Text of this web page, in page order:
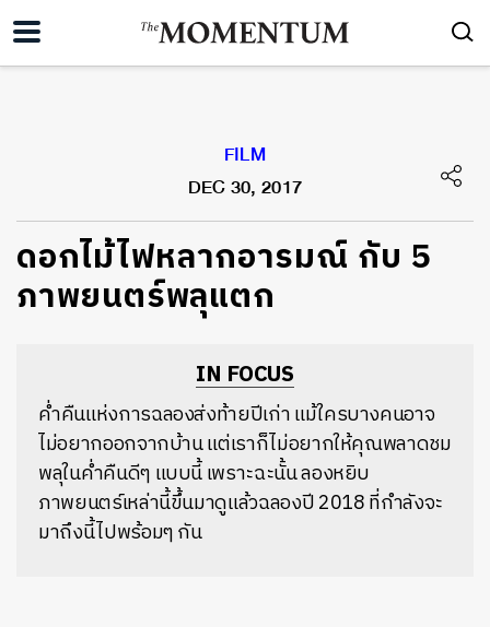
FILM
DEC 30, 2017
​ดอกไม้ไฟหลากอารมณ์ กับ 5
ภาพยนตร์พลุแตก
IN FOCUS
ค่ำคืนแห่งการฉลองส่งท้ายปีเก่า แม้ใครบางคนอาจ
ไม่อยากออกจากบ้าน แต่เราก็ไม่อยากให้คุณพลาดชม
พลุในค่ำคืนดีๆ แบบนี้ เพราะฉะนั้น ลองหยิบ
ภาพยนตร์เหล่านี้ขึ้นมาดูแล้วฉลองปี 2018 ที่กำลังจะ
มาถึงนี้ไปพร้อมๆ กัน